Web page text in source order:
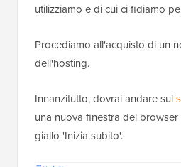
utilizziamo e di cui ci fidiamo
Procediamo all'acquisto di un
dell'hosting.
Innanzitutto, dovrai andare sul
una nuova finestra del
giallo 'Inizia subito'.